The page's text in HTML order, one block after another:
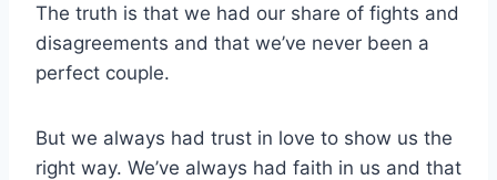
The truth is that we had our share of fights and
disagreements and that we’ve never been a
perfect couple.
But we always had trust in love to show us the
right way. We’ve always had faith in us and that